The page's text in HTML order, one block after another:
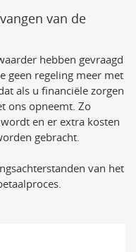
van de
hebben gevraagd
geen regeling meer met
als u financiële zorgen
ons opneemt. Zo
en er extra kosten
gebracht.
van het